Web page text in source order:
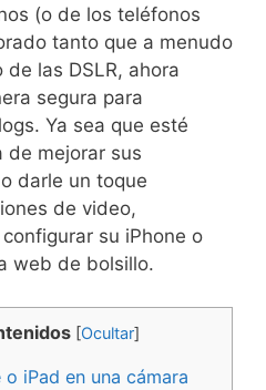
(o de los teléfonos
tanto que a menudo
las DSLR, ahora
segura para
Ya sea que esté
de mejorar sus
darle un toque
de video,
su iPhone o
web de bolsillo.
[Ocultar]
iPad en una cámara